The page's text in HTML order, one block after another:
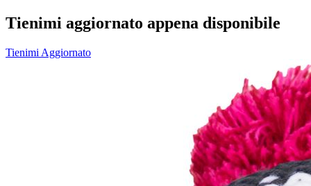
Tienimi aggiornato appena disponibile
Tienimi Aggiornato